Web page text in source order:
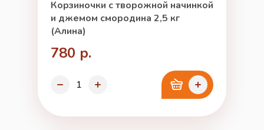
Корзиночки с творожной начинкой
и джемом смородина 2,5 кг
(Алина)
780 р.